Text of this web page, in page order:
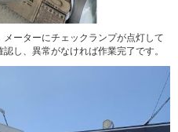
ーターにチェックランプが点灯して
し、異常がなければ作業完了です。